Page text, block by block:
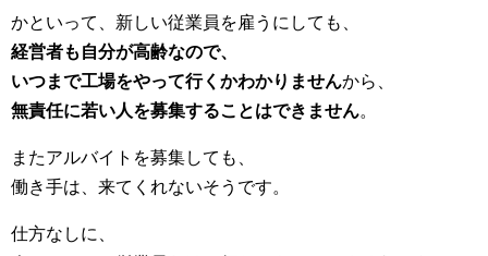
かといって、新しい従業員を雇うにしても、
経営者も自分が高齢なので、
いつまで工場をやって行くかわかりませんから、
無責任に若い人を募集することはできません。
またアルバイトを募集しても、
働き手は、来てくれないそうです。
仕方なしに、